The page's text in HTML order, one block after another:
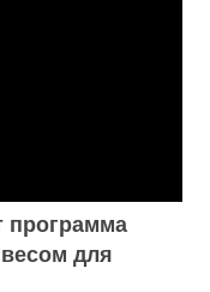
программа
для